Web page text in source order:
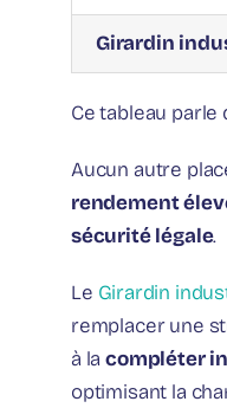
Girardin
Ce tableau parle
Aucun autre
rendement
sécurité légale.
Le Girardin
remplacer une
à lacompléter
optimisant la